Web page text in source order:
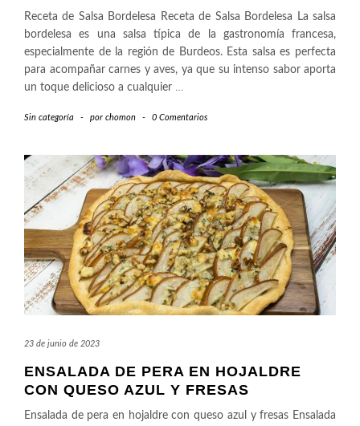
Receta de Salsa Bordelesa Receta de Salsa Bordelesa La salsa
bordelesa es una salsa típica de la gastronomía francesa,
especialmente de la región de Burdeos. Esta salsa es perfecta
para acompañar carnes y aves, ya que su intenso sabor aporta
un toque delicioso a cualquier …
Sin categoría - por chomon - 0 Comentarios
23 de junio de 2023
ENSALADA DE PERA EN HOJALDRE
CON QUESO AZUL Y FRESAS
Ensalada de pera en hojaldre con queso azul y fresas Ensalada